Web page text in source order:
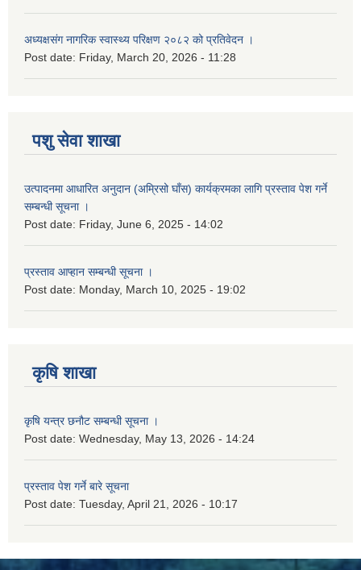
अध्यक्षसंग नागरिक स्वास्थ्य परिक्षण २०८२ को प्रतिवेदन ।
Post date: Friday, March 20, 2026 - 11:28
पशु सेवा शाखा
उत्पादनमा आधारित अनुदान (अम्रिसो घाँस) कार्यक्रमका लागि प्रस्ताव पेश गर्ने
सम्बन्धी सूचना ।
Post date: Friday, June 6, 2025 - 14:02
प्रस्ताव आप्हान सम्बन्धी सूचना ।
Post date: Monday, March 10, 2025 - 19:02
कृषि शाखा
कृषि यन्त्र छनौट सम्बन्धी सूचना ।
Post date: Wednesday, May 13, 2026 - 14:24
प्रस्ताव पेश गर्ने बारे सूचना
Post date: Tuesday, April 21, 2026 - 10:17